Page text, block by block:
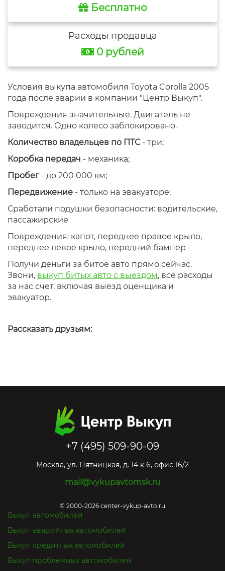
Бесплатно
Расходы продавца
0 рублей
Условия выкупа автомобиля Toyota Corolla 2005
года после аварии в компании "Центр Выкуп".
Повреждения значительные. Двигатель не
заводится. Одно колесо заблокировано.
Количество владельцев по ПТС- три;
Коробка передач - механика;
Пробег- до 200 000 км;
Передвижение - только на эвакуаторе;
Сработали подушки безопасности: водительские,
пассажирские
Повреждения: капот, переднее правое крыло,
переднее левое крыло, передний бампер
Получи деньги за битое авто прямо сейчас.
Звони, выкуп битых авто с выездом, все расходы
за нас счет, включая выезд оценщика и
эвакуатор.
Рассказать друзьям:
+7 (495) 509-90-09
Москва, ул. Пятницкая, д. 14 к 6, офис 16/2
mail@vykupavtomsk.ru
© 2000-2026 center-vykup-avto.ru
Выкуп автомобилей
Выкуп аварийных автомобилей
Выкуп кредитных автомобилей
Выкуп проблемных автомобилей